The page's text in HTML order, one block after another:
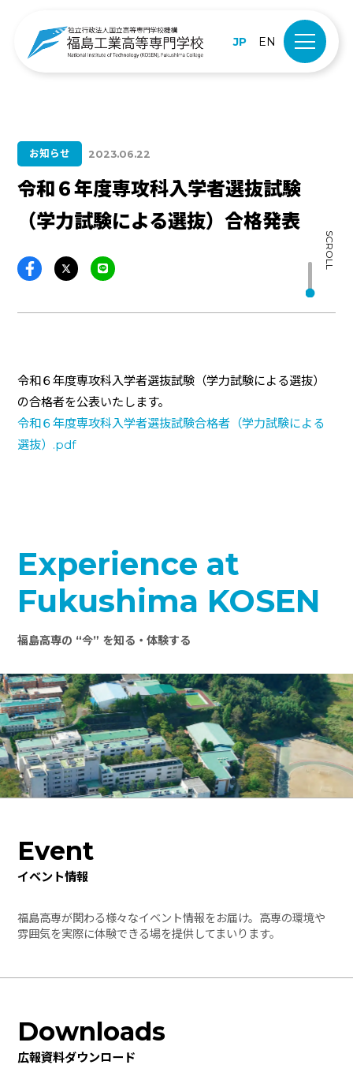
JP EN
お知らせ 2023.06.22
令和６年度専攻科入学者選抜試験
（学力試験による選抜）合格発表
SCROLL
令和６年度専攻科入学者選抜試験（学力試験による選抜）
の合格者を公表いたします。
令和６年度専攻科入学者選抜試験合格者（学力試験による
選抜）.pdf
Experience at
Fukushima KOSEN
福島高専の “今” を知る・体験する
Event
イベント情報
福島高専が関わる様々なイベント情報をお届け。高専の環境や
雰囲気を実際に体験できる場を提供してまいります。
Downloads
広報資料ダウンロード